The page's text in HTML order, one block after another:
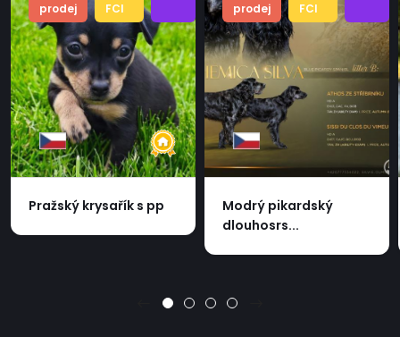
prodej
FCI
Pražský krysařík s pp
prodej
FCI
Modrý pikardský
dlouhosrs...